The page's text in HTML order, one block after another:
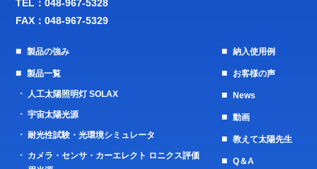
TEL：048-967-5328
FAX：048-967-5329
製品の強み
製品一覧
人工太陽照明灯 SOLAX
宇宙太陽光源
耐光性試験・光環境シミュレータ
カメラ・センサ・カーエレクト ロニクス評価
納入使用例
お客様の声
News
動画
教えて太陽先生
Q＆A